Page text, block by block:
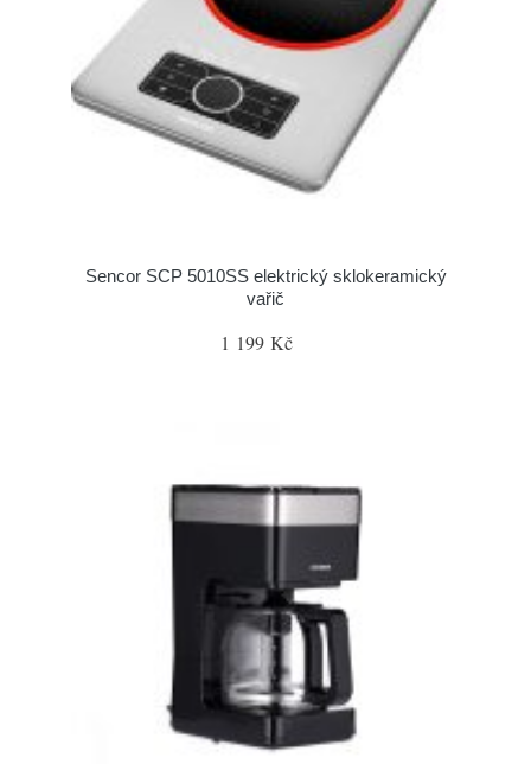
Sencor SCP 5010SS elektrický sklokeramický
vařič
1 199 Kč